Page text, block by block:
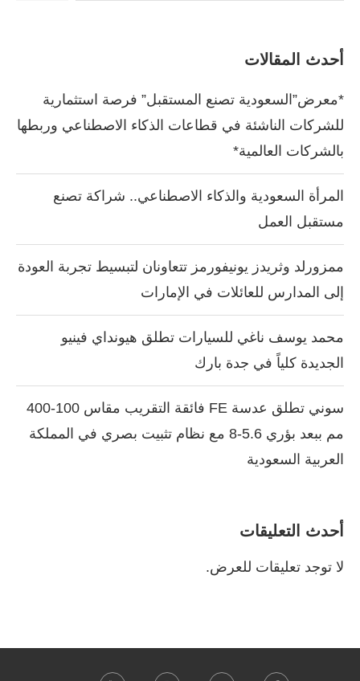
أحدث المقالات
*معرض”السعودية تصنع المستقبل” فرصة استثمارية
للشركات الناشئة في قطاعات الذكاء الاصطناعي وربطها
بالشركات العالمية*
المرأة السعودية والذكاء الاصطناعي.. شراكة تصنع
مستقبل العمل
ممزورلد وثريدز يونيفورمز تتعاونان لتبسيط تجربة العودة
إلى المدارس للعائلات في الإمارات
محمد يوسف ناغي للسيارات تطلق هيونداي فينيو
الجديدة كلياً في جدة بارك
سوني تطلق عدسة FE فائقة التقريب مقاس 100-400
مم ببعد بؤري 5.6-8 مع نظام تثبيت بصري في المملكة
العربية السعودية
أحدث التعليقات
لا توجد تعليقات للعرض.